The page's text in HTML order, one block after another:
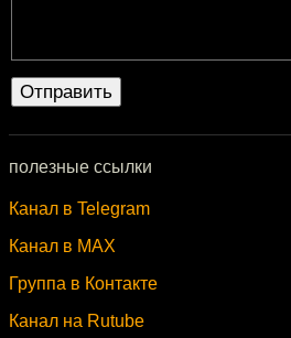
полезные ссылки
Канал в Telegram
Канал в MAX
Группа в Контакте
Канал на Rutube